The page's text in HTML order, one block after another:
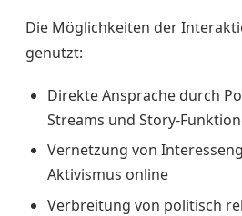
Die Möglichkeiten der
genutzt:
Direkte Ansprache durch
Streams und Story-
Vernetzung von
Aktivismus online
Verbreitung von politisch